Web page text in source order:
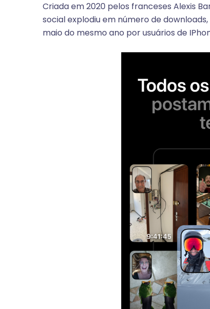
Criada em 2020 pelos franceses Alexis
social explodiu em número de
maio do mesmo ano por usuários de